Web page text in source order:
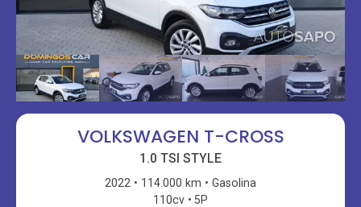
VOLKSWAGEN T-CROSS
1.0 TSI STYLE
2022 114.000 km
Gasolina
110cv
5P